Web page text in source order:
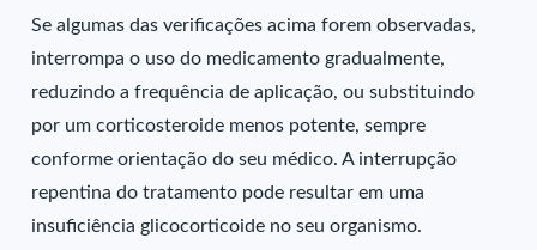
Se algumas das verificações acima forem observadas,
interrompa o uso do medicamento gradualmente,
reduzindo a frequência de aplicação, ou substituindo
por um corticosteroide menos potente, sempre
conforme orientação do seu médico. A interrupção
repentina do tratamento pode resultar em uma
insuficiência glicocorticoide no seu organismo.